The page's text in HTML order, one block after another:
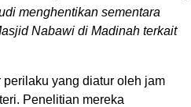
menghentikan sementara
Nabawi di Madinah terkait
yang diatur oleh jam
Penelitian mereka